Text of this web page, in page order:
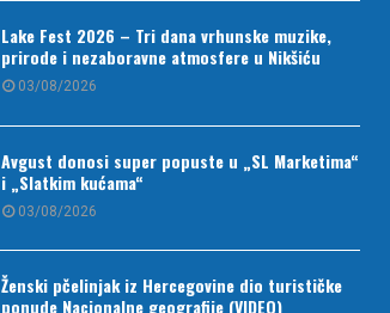
Lake Fest 2026 – Tri dana vrhunske muzike,
prirode i nezaboravne atmosfere u Nikšiću
03/08/2026
Avgust donosi super popuste u „SL Marketima“
i „Slatkim kućama“
03/08/2026
Ženski pčelinjak iz Hercegovine dio turističke
ponude Nacionalne geografije (VIDEO)